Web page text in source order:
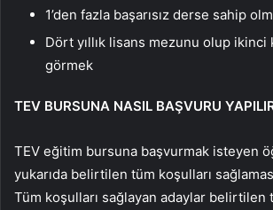
1’den fazla başarısız derse sahip
Dört yıllık lisans mezunu olup ikinci
görmek
TEV BURSUNA NASIL BAŞVURU
TEV eğitim bursuna başvurmak isteyen
yukarıda belirtilen tüm koşulları
Tüm koşulları sağlayan adaylar belirtilen